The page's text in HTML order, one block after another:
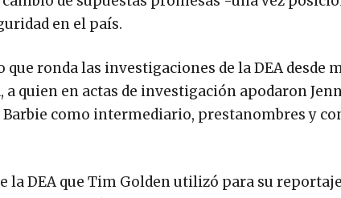
en el país.
ronda las investigaciones de la DEA desde
quien en actas de investigación apodaron
como intermediario, prestanombres y
la DEA que Tim Golden utilizó para su